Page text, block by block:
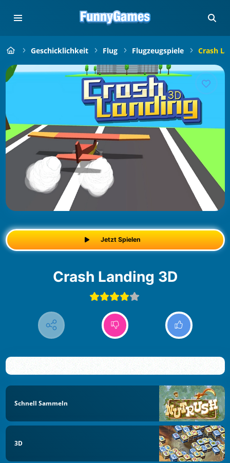
Geschicklichkeit Flug Flugzeugspiele Crash
Jetzt Spielen
Crash Landing 3D
Schnell Sammeln
3D